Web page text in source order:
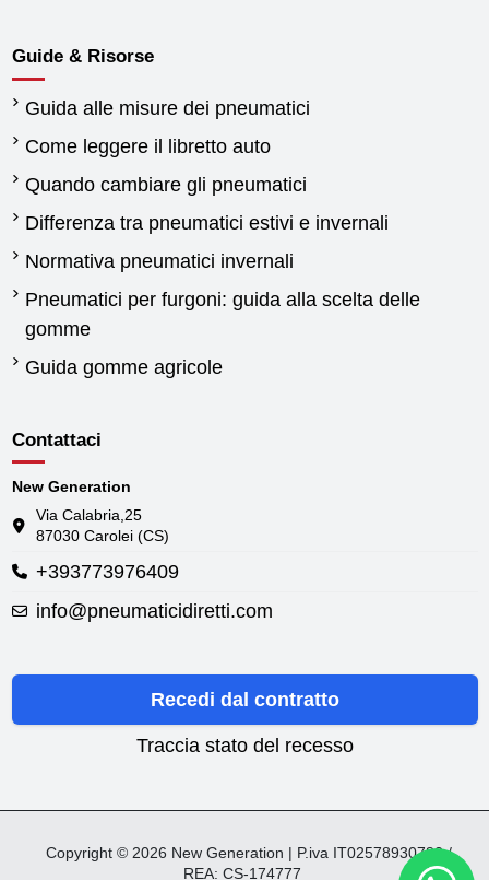
Guide & Risorse
Guida alle misure dei pneumatici
Come leggere il libretto auto
Quando cambiare gli pneumatici
Differenza tra pneumatici estivi e invernali
Normativa pneumatici invernali
Pneumatici per furgoni: guida alla scelta delle
gomme
Guida gomme agricole
Contattaci
New Generation
Via Calabria,25
87030 Carolei (CS)
+393773976409
info@pneumaticidiretti.com
Recedi dal contratto
Traccia stato del recesso
Copyright © 2026 New Generation | P.iva IT02578930782 /
REA: CS-174777